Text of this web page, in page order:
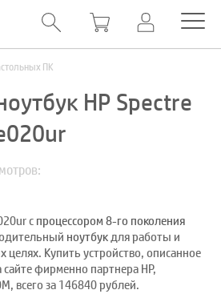
ПК
HP Spectre
с процессором 8-го поколения
ноутбукдля работы и
целях. Купить устройство, описанное
фирменно партнера HP,
всего за 146840 рублей.